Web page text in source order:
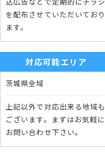
を配布させていただいており
ます。
対応可能エリア
茨城県全域
上記以外で対応出来る地域も
ございます。まずはお気軽に
お問い合わせ下さい。